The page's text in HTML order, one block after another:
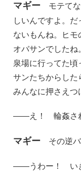
マギー モテてな
しいんですよ。
ないもんね。ヒ
オバサンでしたね
泉場に行ってた
サンたちからした
みんなに押さえ
――え！ 輪姦され
マギー その逆バ
――うわー！ いき